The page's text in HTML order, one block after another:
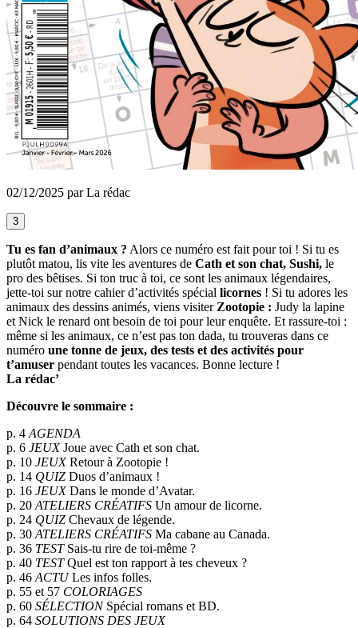
02/12/2025 par La rédac
3
Tu es fan d’animaux ? Alors ce numéro est fait pour toi ! Si tu es
plutôt matou, lis vite les aventures de Cath et son chat, Sushi, le
pro des bêtises. Si ton truc à toi, ce sont les animaux légendaires,
jette-toi sur notre cahier d’activités spécial licornes ! Si tu adores les
animaux des dessins animés, viens visiter Zootopie : Judy la lapine
et Nick le renard ont besoin de toi pour leur enquête. Et rassure-toi :
même si les animaux, ce n’est pas ton dada, tu trouveras dans ce
numéro une tonne de jeux, des tests et des activités pour
t’amuser pendant toutes les vacances. Bonne lecture !
La rédac’
Découvre le sommaire :
p. 4 AGENDA
p. 6 JEUXJoue avec Cath et son chat.
p. 10 JEUXRetour à Zootopie !
p. 14 QUIZ Duos d’animaux !
p. 16 JEUXDans le monde d’Avatar.
p. 20 ATELIERS CRÉATIFS Un amour de licorne.
p. 24 QUIZ Chevaux de légende.
p. 30 ATELIERS CRÉATIFS Ma cabane au Canada.
p. 36 TESTSais-tu rire de toi-même ?
p. 40 TESTQuel est ton rapport à tes cheveux ?
p. 46 ACTULes infos folles.
p. 55 et 57 COLORIAGES
p. 60 SÉLECTIONSpécial romans et BD.
p. 64 SOLUTIONS DES JEUX